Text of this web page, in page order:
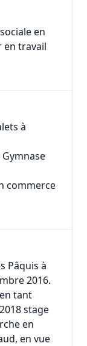
en
en travail
à
commerce
Pâquis à
2016.
tant
stage
en
en vue